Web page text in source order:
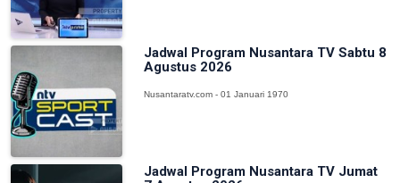
Jadwal Program Nusantara TV Sabtu 8
Agustus 2026
Nusantaratv.com - 01 Januari 1970
Jadwal Program Nusantara TV Jumat